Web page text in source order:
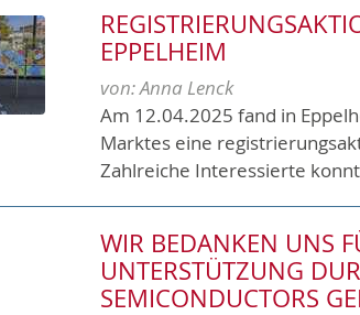
EPPELHEIM
von:Anna Lenck
Am 12.04.2025 fand in
Marktes eine
Zahlreiche Interessierte
WIR BEDANKEN UNS
NTERSTÜTZUNG
EMICONDUCTORS